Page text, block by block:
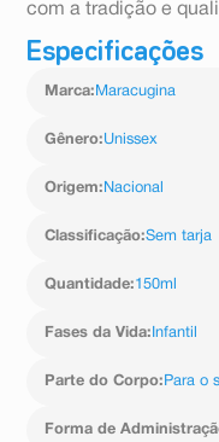
com a tradição e
Especificações
Marca: Maracugina
Gênero:Unissex
Origem: Nacional
Classificação:Sem tarja
Quantidade:150ml
Fases da Vida: Infantil
Parte do Corpo: Para o
Forma de